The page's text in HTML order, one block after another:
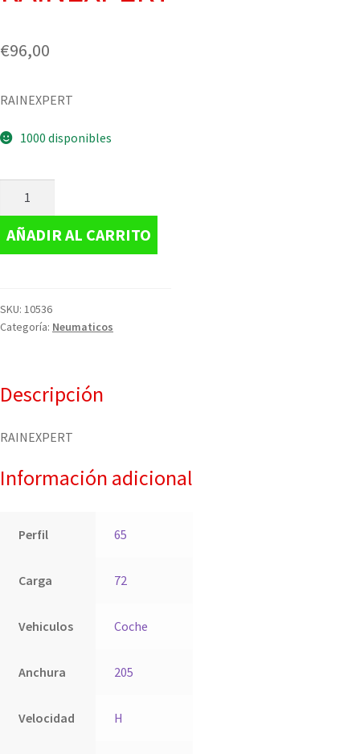
€96,00
RAINEXPERT
1000 disponibles
AÑADIR AL CARRITO
SKU: 10536
Categoría: Neumaticos
Descripción
RAINEXPERT
Información adicional
Perfil 65
Carga 72
Vehiculos Coche
Anchura 205
Velocidad H